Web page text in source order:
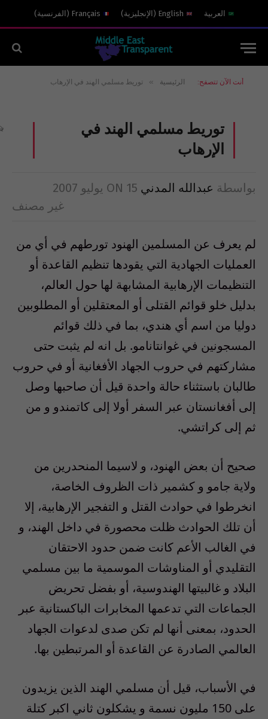
العربية English
( الإنجليزية)
Français
( الفرنسية)
أنت الآن تتصفح: الرئيسية » توريط مسلمي الهند في الإرهاب
توريط مسلمي الهند في
الإرهاب
بواسطة عبدالله المدني ON 15 يوليو 2007
غير مصنف
لم يعرف عن المسلمين الهنود تورطهم في أي من
العمليات الجهادية التي يقودها تنظيم القاعدة أو
التنظيمات الإرهابية المشابهة لها حول العالم،
بدليل خلو قوائم القتلى أو المعتقلين أو المطلوبين
دوليا من اسم أي هندي، بما في ذلك قوائم
المسجونين في غوانتانامو. بل انه لم يثبت حتى
مشاركتهم في حروب الجهاد الأفغانية أو في حروب
طالبان باستثناء حالة واحدة قيل أن صاحبها وصل
إلى أفغانستان عبر السفر أولا إلى كاتمندو و من
ثم إلى كراتشي.
صحيح أن بعض الهنود، و لاسيما المنحدرين من
ولاية جامو و كشمير ذات الظروف الخاصة،
انخرطوا في حوادث القتل و التفجير الإرهابية، إلا
أن تلك الحوادث ظلت محصورة في داخل الهند، و
في الغالب الأعم كانت ضمن حدود الاحتقان
التقليدي أو المناوشات الموسمية ما بين مسلمي
البلاد و غالبيتها الهندوسية، أو بفضل تحريض
الجماعات التي تدعمها المخابرات الباكستانية عبر
الحدود، بمعنى أنها لم تكن صدى لدعوات الجهاد
العالمي الصادرة عن القاعدة أو المرتبطين بها.
في الأسباب، قيل أن مسلمي الهند الذين يزيدون
على 150 مليون نسمة و يشكلون ثاني اكبر كتلة